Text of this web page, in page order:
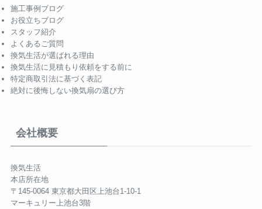
施工事例ブログ
お役立ちブログ
スタッフ紹介
よくあるご質問
換気生活が選ばれる理由
換気生活に見積もり依頼をする前に
特定商取引法に基づく表記
絶対に後悔しない換気扇の選び方
会社概要
換気生活
本店所在地
〒145-0064 東京都大田区上池台1-10-1
マーキュリー上池台3階